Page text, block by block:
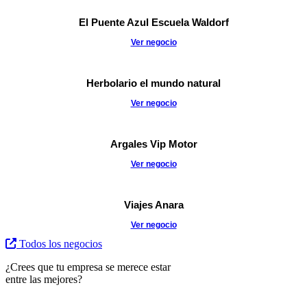
El Puente Azul Escuela Waldorf
Ver negocio
Herbolario el mundo natural
Ver negocio
Argales Vip Motor
Ver negocio
Viajes Anara
Ver negocio
Todos los negocios
¿Crees que tu empresa se merece estar
entre las mejores?